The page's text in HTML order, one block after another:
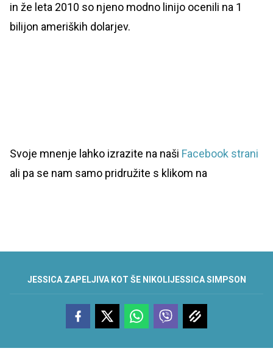
in že leta 2010 so njeno modno linijo ocenili na 1
bilijon ameriških dolarjev.
Svoje mnenje lahko izrazite na naši Facebook strani
ali pa se nam samo pridružite s klikom na
JESSICA ZAPELJIVA KOT ŠE NIKOLI JESSICA SIMPSON